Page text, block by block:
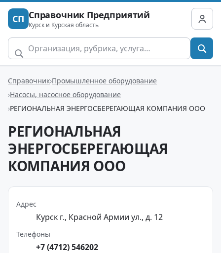
СП Справочник Предприятий
Курск и Курская область
Справочник Промышленное оборудование
Насосы, насосное оборудование
РЕГИОНАЛЬНАЯ ЭНЕРГОСБЕРЕГАЮЩАЯ КОМПАНИЯ ООО
РЕГИОНАЛЬНАЯ
ЭНЕРГОСБЕРЕГАЮЩАЯ
КОМПАНИЯ ООО
Адрес
Курск г., Красной Армии ул., д. 12
Телефоны
+7 (4712) 546202